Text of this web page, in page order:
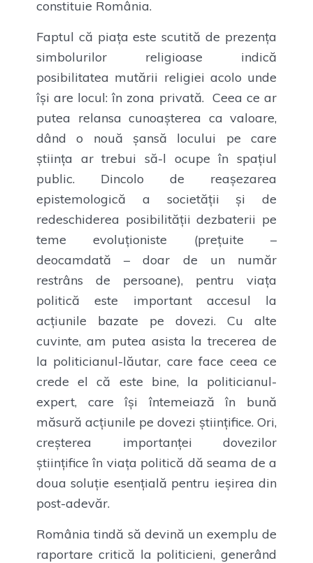
constituie România.
Faptul că piața este scutită de prezența
simbolurilor religioase indică
posibilitatea mutării religiei acolo unde
își are locul: în zona privată. Ceea ce ar
putea relansa cunoașterea ca valoare,
dând o nouă șansă locului pe care
știința ar trebui să-l ocupe în spațiul
public. Dincolo de reașezarea
epistemologică a societății și de
redeschiderea posibilității dezbaterii pe
teme evoluționiste (prețuite –
deocamdată – doar de un număr
restrâns de persoane), pentru viața
politică este important accesul la
acțiunile bazate pe dovezi. Cu alte
cuvinte, am putea asista la trecerea de
la politicianul-lăutar, care face ceea ce
crede el că este bine, la politicianul-
expert, care își întemeiază în bună
măsură acțiunile pe dovezi științifice. Ori,
creșterea importanței dovezilor
științifice în viața politică dă seama de a
doua soluție esențială pentru ieșirea din
post-adevăr.
România tindă să devină un exemplu de
raportare critică la politicieni, generând